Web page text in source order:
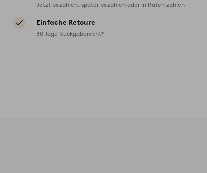
Jetzt bezahlen, später bezahlen oder in Raten zahlen
Einfache Retoure
30 Tage Rückgaberecht*